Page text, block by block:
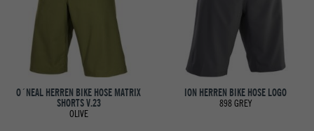
O´NEAL HERREN BIKE HOSE MATRIX
SHORTS V.23
OLIVE
ION HERREN BIKE HOSE LOGO
898 GREY